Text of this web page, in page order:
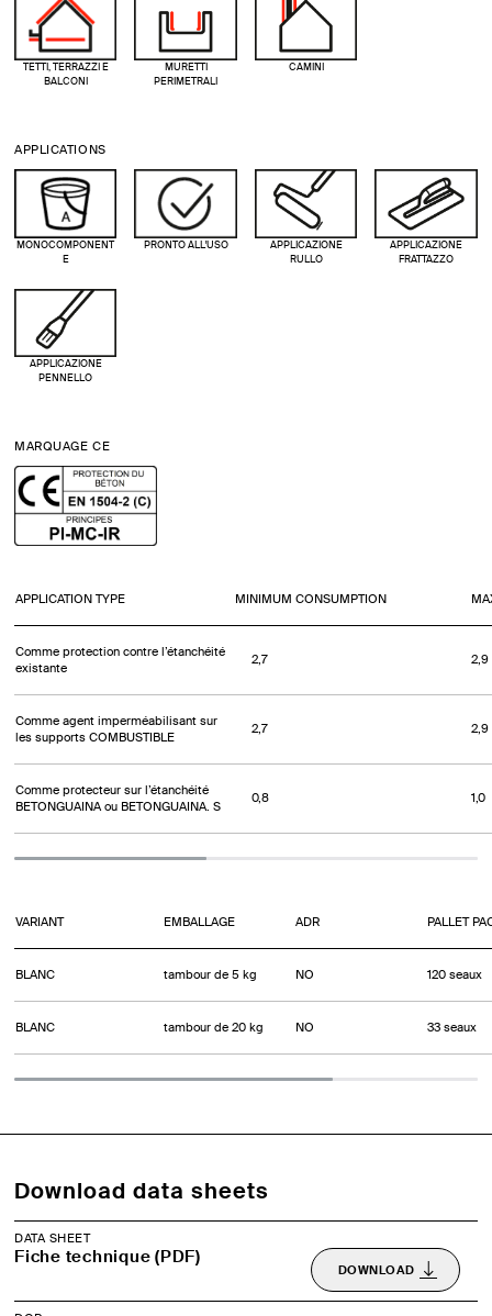
TETTI, TERRAZZI E
BALCONI
MURETTI
PERIMETRALI
CAMINI
APPLICATIONS
MONOCOMPONENT
E
PRONTO ALL'USO
APPLICAZIONE
RULLO
APPLICAZIONE
FRATTAZZO
APPLICAZIONE
PENNELLO
MARQUAGE CE
APPLICATION TYPE MINIMUM CONSUMPTION
Comme protection contre l’étanchéité
existante
2,7 2,9
Comme agent imperméabilisant sur
les supports COMBUSTIBLE
2,7 2,9
Comme protecteur sur l’étanchéité
BETONGUAINA ou BETONGUAINA. S
0,8 1,0
VARIANT EMBALLAGE ADR PALLET
BLANC tambour de 5 kg NO 120 seaux
BLANC tambour de 20 kg NO 33 seaux
Download data sheets
DATA SHEET
Fiche technique (PDF)
DOWNLOAD